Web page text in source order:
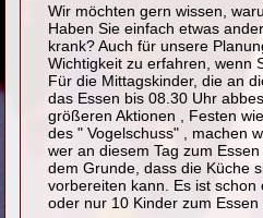
Wir möchten gern wissen,
Haben Sie einfach etwas
krank? Auch für unsere
Wichtigkeit zu erfahren, wenn
Für die Mittagskinder, die an
das Essen bis 08.30 Uhr
größeren Aktionen , Festen
des " Vogelschuss" , machen
wer an diesem Tag zum
dem Grunde, dass die Küche
vorbereiten kann. Es ist
oder nur 10 Kinder zum Essen